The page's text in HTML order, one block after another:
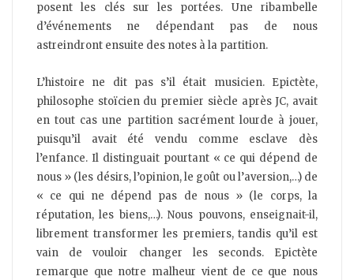
posent les clés sur les portées. Une ribambelle
d’événements ne dépendant pas de nous
astreindront ensuite des notes à la partition.
L’histoire ne dit pas s’il était musicien. Epictète,
philosophe stoïcien du premier siècle après JC, avait
en tout cas une partition sacrément lourde à jouer,
puisqu’il avait été vendu comme esclave dès
l’enfance. Il distinguait pourtant « ce qui dépend de
nous » (les désirs, l’opinion, le goût ou l’aversion,…) de
« ce qui ne dépend pas de nous » (le corps, la
réputation, les biens,…). Nous pouvons, enseignait-il,
librement transformer les premiers, tandis qu’il est
vain de vouloir changer les seconds. Epictète
remarque que notre malheur vient de ce que nous